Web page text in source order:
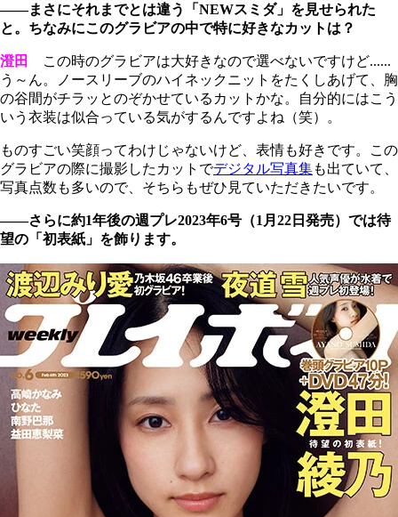
――まさにそれまでとは違う「NEWスミダ」を見せられた
と。ちなみにこのグラビアの中で特に好きなカットは？
澄田
この時のグラビアは大好きなので選べないですけど......
う～ん。ノースリーブのハイネックニットをたくしあげて、胸
の谷間がチラッとのぞかせているカットかな。自分的にはこう
いう衣装は似合っている気がするんですよね（笑）。
ものすごい笑顔ってわけじゃないけど、表情も好きです。この
グラビアの際に撮影したカットでデジタル写真集も出ていて、
写真点数も多いので、そちらもぜひ見ていただきたいです。
――さらに約1年後の週プレ2023年6号（1月22日発売）では待
望の「初表紙」を飾ります。